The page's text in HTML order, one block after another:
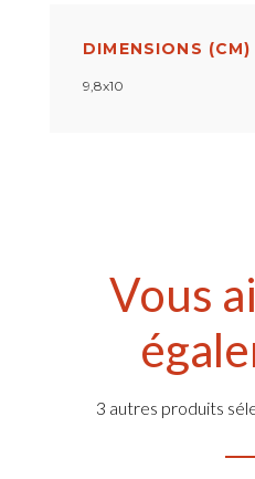
DIMENSIONS (CM)
9,8x10
Vous
3 autres produits